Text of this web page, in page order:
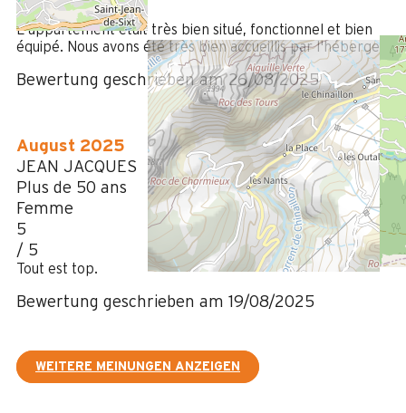
/ 5
L'appartement était très bien situé, fonctionnel et bien
équipé. Nous avons été très bien accueillis par l'héberger.
Bewertung geschrieben am 26/08/2025
August 2025
JEAN JACQUES
Plus de 50 ans
Femme
5
/ 5
Tout est top.
Bewertung geschrieben am 19/08/2025
WEITERE MEINUNGEN ANZEIGEN